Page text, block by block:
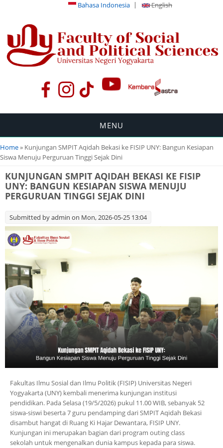
Bahasa Indonesia English
MENU
You are here
Home» Kunjungan SMPIT Aqidah Bekasi ke FISIP UNY: Bangun Kesiapan
Siswa Menuju Perguruan Tinggi Sejak Dini
KUNJUNGAN SMPIT AQIDAH BEKASI KE FISIP
UNY: BANGUN KESIAPAN SISWA MENUJU
PERGURUAN TINGGI SEJAK DINI
Submitted byadmin on Mon, 2026-05-25 13:04
Fakultas Ilmu Sosial dan Ilmu Politik (FISIP) Universitas Negeri
Yogyakarta (UNY) kembali menerima kunjungan institusi
pendidikan. Pada Selasa (19/5/2026) pukul 11.00 WIB, sebanyak 52
siswa-siswi beserta 7 guru pendamping dari SMPIT Aqidah Bekasi
disambut hangat di Ruang Ki Hajar Dewantara, FISIP UNY.
Kunjungan ini merupakan bagian dari program outing class
sekolah untuk mengenalkan dunia kampus kepada para siswa.